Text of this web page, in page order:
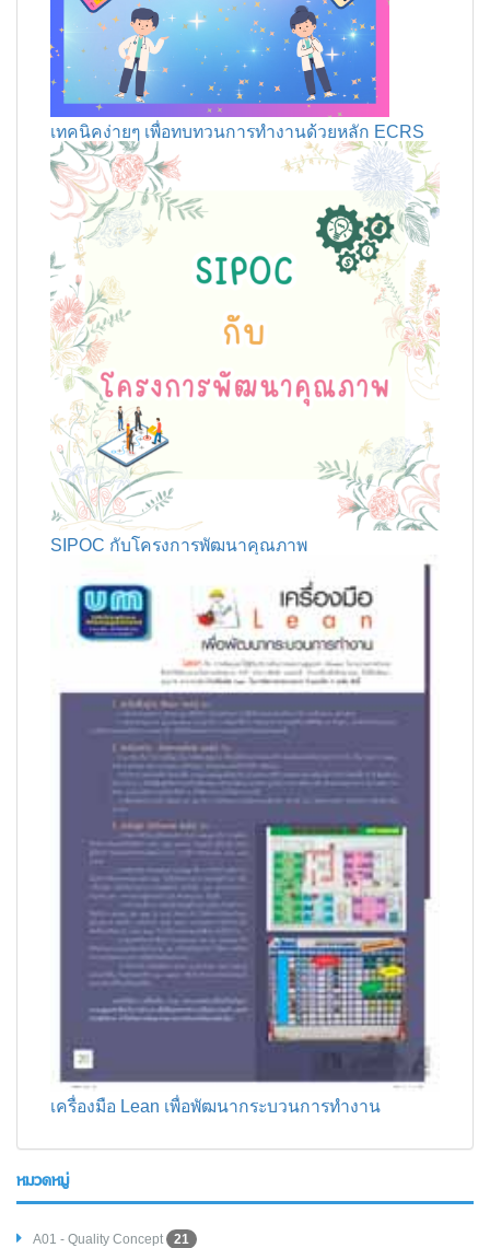
เทคนิคง่ายๆ เพื่อทบทวนการทำงานด้วยหลัก ECRS
SIPOC กับโครงการพัฒนาคุณภาพ
เครื่องมือ Lean เพื่อพัฒนากระบวนการทำงาน
หมวดหมู่
A01 - Quality Concept 21